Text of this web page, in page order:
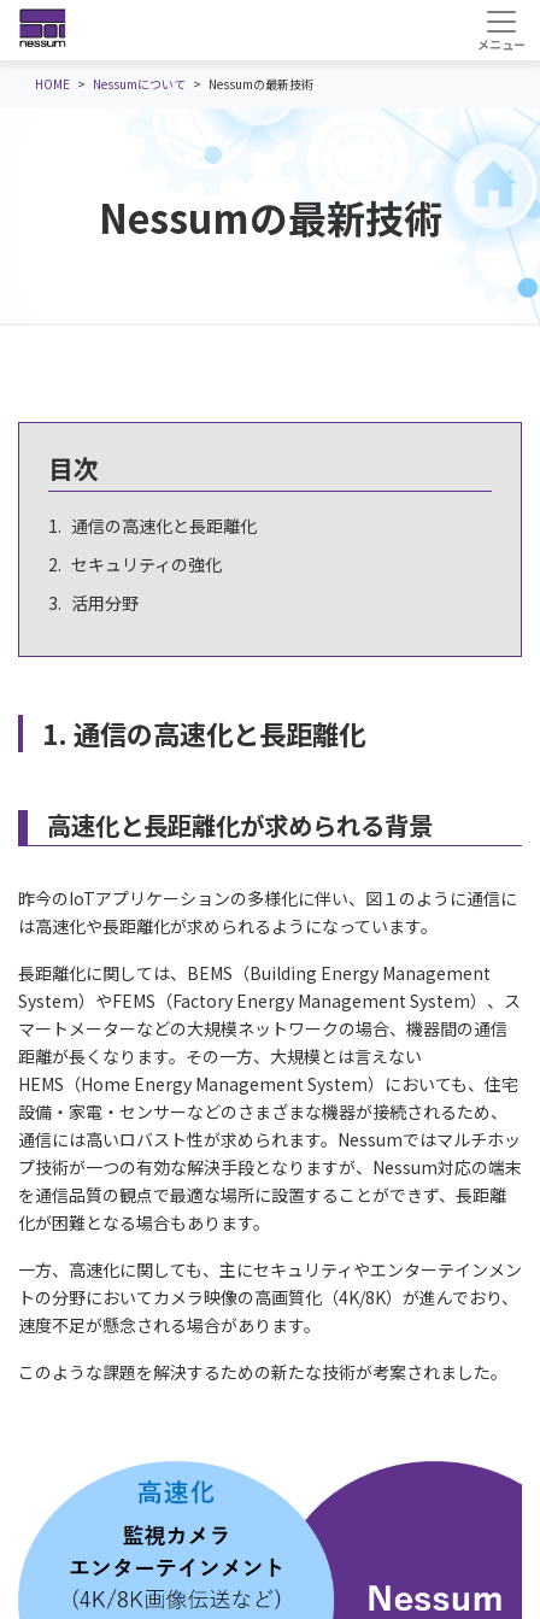
HOME Nessumについて Nessumの最新技術
Nessumの最新技術
目次
通信の高速化と長距離化
セキュリティの強化
活用分野
1. 通信の高速化と長距離化
高速化と長距離化が求められる背景
昨今のIoTアプリケーションの多様化に伴い、図１のように通信に
は高速化や長距離化が求められるようになっています。
長距離化に関しては、BEMS（Building Energy Management
System）やFEMS（Factory Energy Management System）、ス
マートメーターなどの大規模ネットワークの場合、機器間の通信
距離が長くなります。その一方、大規模とは言えない
HEMS（Home Energy Management System）においても、住宅
設備・家電・センサーなどのさまざまな機器が接続されるため、
通信には高いロバスト性が求められます。Nessumではマルチホッ
プ技術が一つの有効な解決手段となりますが、Nessum対応の端末
を通信品質の観点で最適な場所に設置することができず、長距離
化が困難となる場合もあります。
一方、高速化に関しても、主にセキュリティやエンターテインメン
トの分野においてカメラ映像の高画質化（4K/8K）が進んでおり、
速度不足が懸念される場合があります。
このような課題を解決するための新たな技術が考案されました。